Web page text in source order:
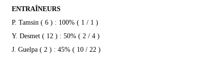
ENTRAÎNEURS
P. Tamsin ( 6 ) : 100% ( 1 / 1 )
Y. Desmet ( 12 ) : 50% ( 2 / 4 )
J. Guelpa ( 2 ) : 45% ( 10 / 22 )